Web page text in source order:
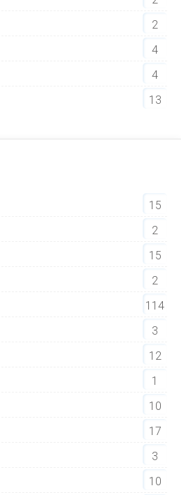
2
4
4
13
15
2
15
2
114
3
12
1
10
17
3
10